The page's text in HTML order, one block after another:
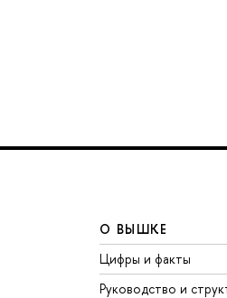
О ВЫШКЕ
Цифры и факты
Руководство и